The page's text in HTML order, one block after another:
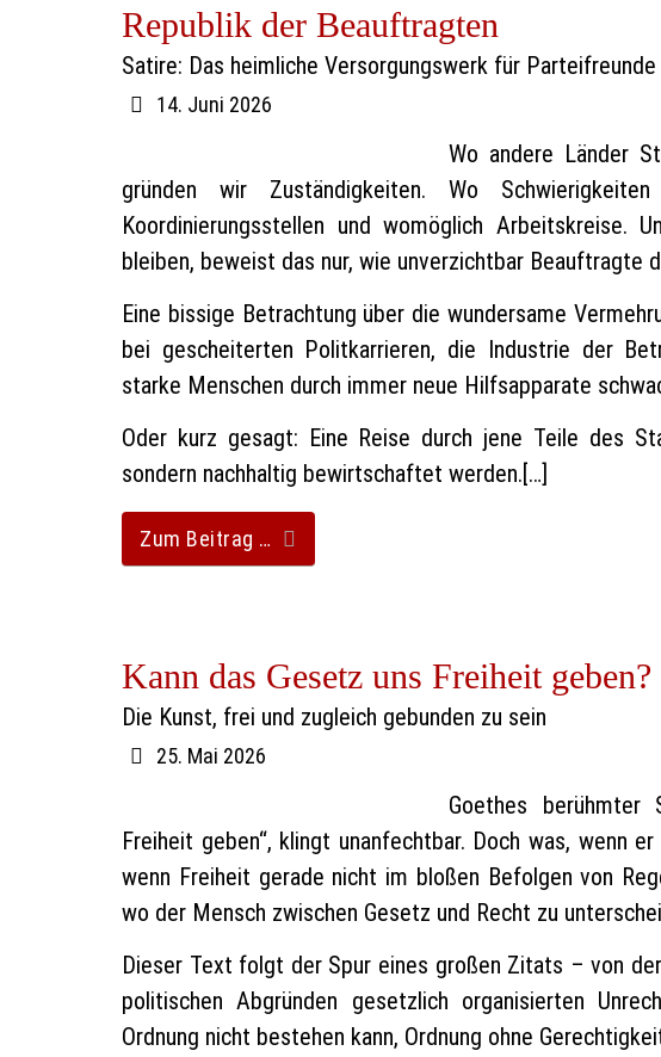
Republik der Beauftragten
Satire: Das heimliche Versorgungswerk für Parteifreunde
14. Juni 2026
Wo andere Länder
gründen wir Zuständigkeiten. Wo
Koordinierungsstellen und womöglich Arbeitskreise.
bleiben, beweist das nur, wie unverzichtbar Beauftragte
Eine bissige Betrachtung über die wundersame
bei gescheiterten Politkarrieren, die Industrie der
starke Menschen durch immer neue Hilfsapparate
Oder kurz gesagt: Eine Reise durch jene Teile des
sondern nachhaltig bewirtschaftet werden.[…]
Zum Beitrag …
Kann das Gesetz uns Freiheit geben?
Die Kunst, frei und zugleich gebunden zu sein
25. Mai 2026
Goethes berühmter
Freiheit geben“, klingt unanfechtbar. Doch was, wenn
wenn Freiheit gerade nicht im bloßen Befolgen von
wo der Mensch zwischen Gesetz und Recht zu
Dieser Text folgt der Spur eines großen Zitats – von
politischen Abgründen gesetzlich organisierten
Ordnung nicht bestehen kann, Ordnung ohne